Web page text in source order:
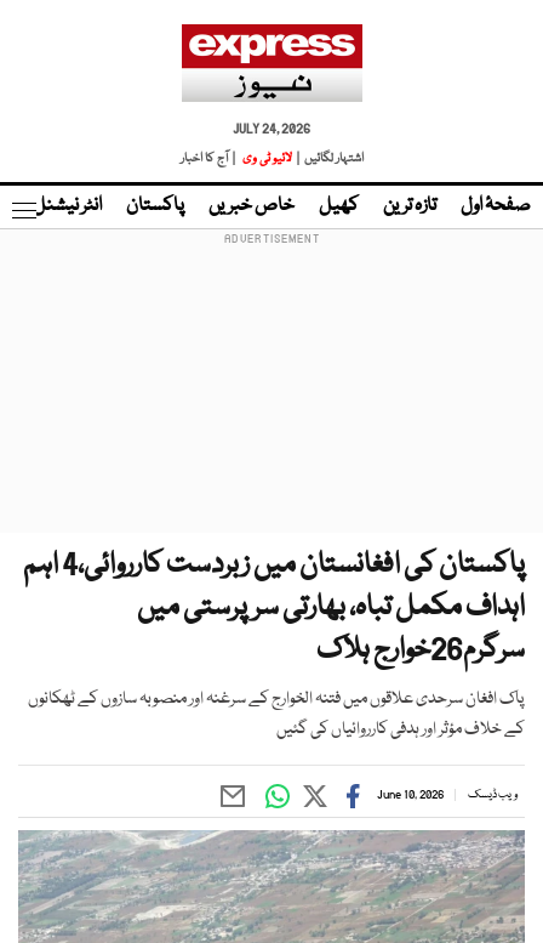
JULY 24, 2026
اشتہار لگائیں |
لائیو ٹی وی | آج کا اخبار
صفحۂ اول تازہ ترین کھیل خاص خبریں پاکستان انٹر نیشنل
پاکستان کی افغانستان میں زبردست کارروائی،4 اہم
اہداف مکمل تباہ، بھارتی سرپرستی میں
سرگرم26خوارج ہلاک
پاک افغان سرحدی علاقوں میں فتنہ الخوارج کے سرغنہ اور منصوبہ سازوں کے ٹھکانوں
کے خلاف مؤثر اور ہدفی کارروائیاں کی گئیں
ویب ڈیسک June 10, 2026